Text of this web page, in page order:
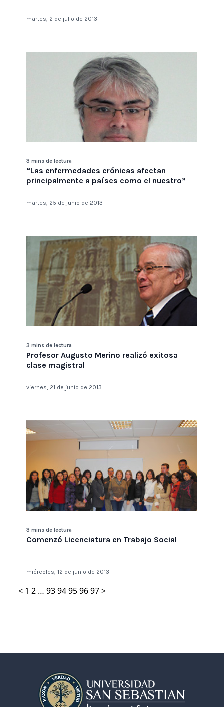
martes, 2 de julio de 2013
3 mins de lectura
“Las enfermedades crónicas afectan
principalmente a países como el nuestro”
martes, 25 de junio de 2013
3 mins de lectura
Profesor Augusto Merino realizó exitosa
clase magistral
viernes, 21 de junio de 2013
3 mins de lectura
Comenzó Licenciatura en Trabajo Social
miércoles, 12 de junio de 2013
< 1 2 … 9394959697>